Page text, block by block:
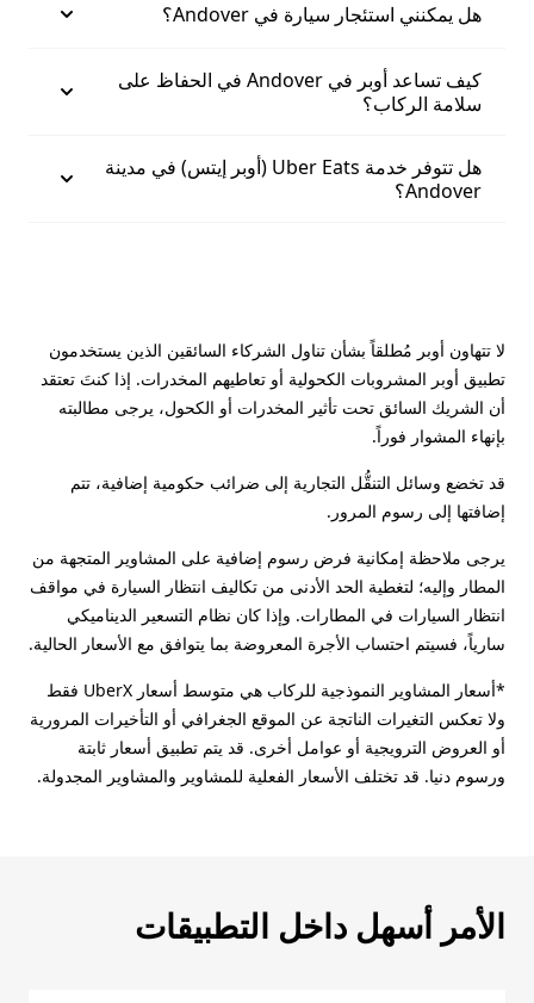
هل يمكنني استئجار سيارة في Andover؟
كيف تساعد أوبر في Andover في الحفاظ على
سلامة الركاب؟
هل تتوفر خدمة Uber Eats (أوبر إيتس) في مدينة
Andover؟
لا تتهاون أوبر مُطلقاً بشأن تناول الشركاء السائقين الذين يستخدمون
تطبيق أوبر المشروبات الكحولية أو تعاطيهم المخدرات. إذا كنتَ تعتقد
أن الشريك السائق تحت تأثير المخدرات أو الكحول، يرجى مطالبته
بإنهاء المشوار فوراً.
قد تخضع وسائل التنقُّل التجارية إلى ضرائب حكومية إضافية، تتم
إضافتها إلى رسوم المرور.
يرجى ملاحظة إمكانية فرض رسوم إضافية على المشاوير المتجهة من
المطار وإليه؛ لتغطية الحد الأدنى من تكاليف انتظار السيارة في مواقف
انتظار السيارات في المطارات. وإذا كان نظام التسعير الديناميكي
سارياً، فسيتم احتساب الأجرة المعروضة بما يتوافق مع الأسعار الحالية.
*أسعار المشاوير النموذجية للركاب هي متوسط أسعار UberX فقط
ولا تعكس التغيرات الناتجة عن الموقع الجغرافي أو التأخيرات المرورية
أو العروض الترويجية أو عوامل أخرى. قد يتم تطبيق أسعار ثابتة
ورسوم دنيا. قد تختلف الأسعار الفعلية للمشاوير والمشاوير المجدولة.
الأمر أسهل داخل التطبيقات